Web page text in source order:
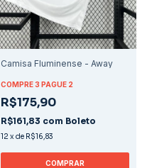
Camisa Fluminense - Away
COMPRE 3 PAGUE 2
R$175,90
R$161,83 com Boleto
12 x de R$16,83
COMPRAR